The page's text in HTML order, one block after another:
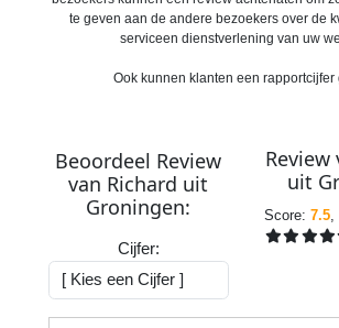
te geven aan de andere bezoekers over de
serviceen dienstverlening van uw
Ook kunnen klanten een rapportcijfer
Beoordeel Review
van Richard uit
Groningen:
Cijfer:
Review
uit
Score: 7.5,